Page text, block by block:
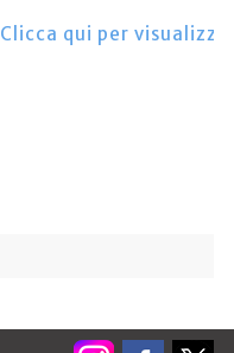
Clicca qui per